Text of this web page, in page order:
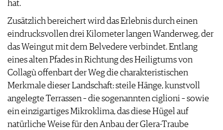
hat.
Zusätzlich bereichert wird das Erlebnis durch einen
eindrucksvollen drei Kilometer langen Wanderweg, der
das Weingut mit dem Belvedere verbindet. Entlang
eines alten Pfades in Richtung des Heiligtums von
Collagù offenbart der Weg die charakteristischen
Merkmale dieser Landschaft: steile Hänge, kunstvoll
angelegte Terrassen – die sogenannten ciglioni – sowie
ein einzigartiges Mikroklima, das diese Hügel auf
natürliche Weise für den Anbau der Glera-Traube